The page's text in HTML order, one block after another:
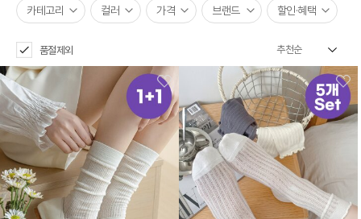
카테고리 컬러 가격 브랜드 할인·혜택
품절제외